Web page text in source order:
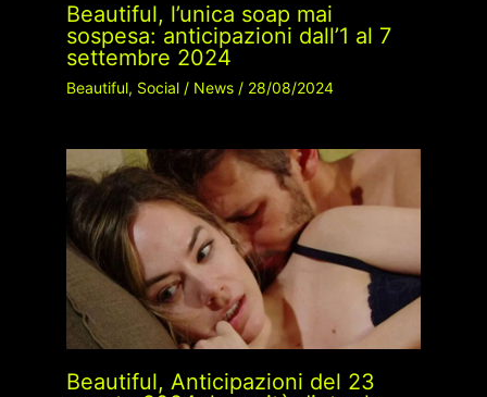
Beautiful, l’unica soap mai
sospesa: anticipazioni dall’1 al 7
settembre 2024
Beautiful, Social/ News/ 28/08/2024
Beautiful, Anticipazioni del 23